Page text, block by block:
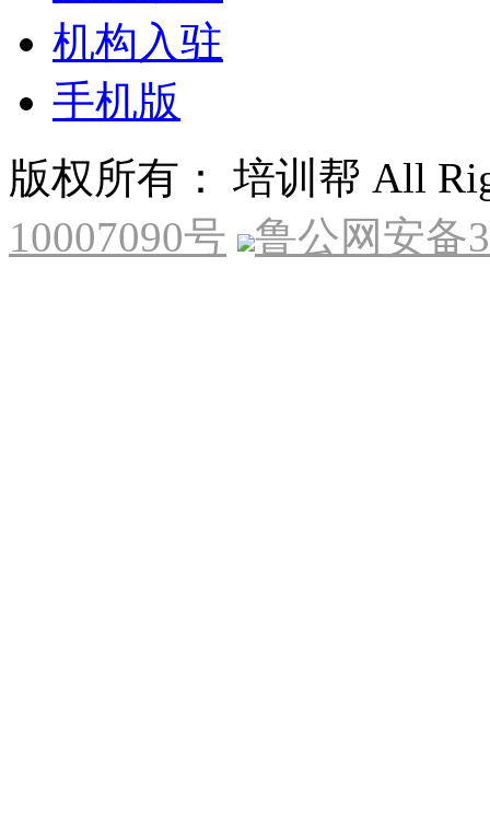
机构入驻
手机版
版权所有： 培训帮 All
10007090号
鲁公网安备